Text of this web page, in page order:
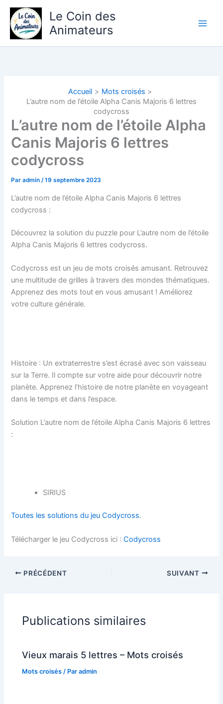
Aller
contenu
Le Coin des
Animateurs
Accueil
Mots croisés
L’autre nom de l’étoile Alpha Canis Majoris 6 lettres
codycross
L’autre nom de l’étoile Alpha
Canis Majoris 6 lettres
codycross
Paradmin/19 septembre 2023
L’autre nom de l’étoile Alpha Canis Majoris 6 lettres
codycross :
Découvrez la solution du puzzle pour L’autre nom de l’étoile
Alpha Canis Majoris 6 lettrescodycross.
Codycross est un jeu de mots croisés amusant. Retrouvez
une multitude de grilles à travers des mondes thématiques.
Apprenez des mots tout en vous amusant ! Améliorez
votre culture générale.
Histoire : Un extraterrestre s’est écrasé avec son vaisseau
sur la Terre. Il compte sur votre aide pour découvrir notre
planète. Apprenez l’histoire de notre planète en voyageant
dans le temps et dans l’espace.
Solution L’autre nom de l’étoile Alpha Canis Majoris 6 lettres
:
SIRIUS
Toutes les solutions du jeu Codycross.
Télécharger le jeu Codycross ici :Codycross
PRÉCÉDENT SUIVANT
Publications similaires
Vieux marais 5 lettres – Mots croisés
Mots croisés / Paradmin